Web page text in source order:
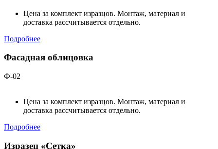
Цена за комплект изразцов. Монтаж, материал и
доставка рассчитывается отдельно.
Подробнее
Фасадная облицовка
Ф-02
Цена за комплект изразцов. Монтаж, материал и
доставка рассчитывается отдельно.
Подробнее
Изразец «Сетка»